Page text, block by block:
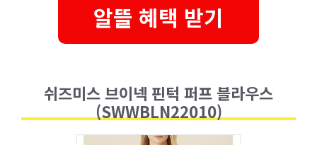
알뜰 혜택 받기
쉬즈미스 브이넥 핀턱 퍼프 블라우스
(SWWBLN22010)